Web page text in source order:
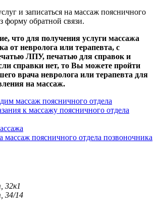
и записаться на массаж поясничного
форму обратной связи.
что для получения услуги массажа
от невролога или терапевта, с
ЛПУ, печатью для справок и
справки нет, то Вы можете пройти
врача невролога или терапевта для
на массаж.
массаж поясничного отдела
к массажу поясничного отдела
массаж поясничного отдела позвоночника
32к1
34/14